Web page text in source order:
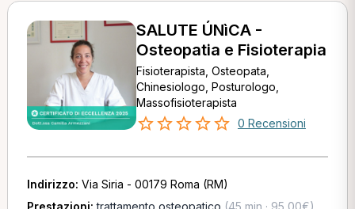
SALUTE ÚNìCA -
Osteopatia e Fisioterapia
Fisioterapista, Osteopata,
Chinesiologo, Posturologo,
Massofisioterapista
0 Recensioni
Indirizzo: Via Siria - 00179 Roma (RM)
Prestazioni:trattamento osteopatico (45 min · 95,00€)